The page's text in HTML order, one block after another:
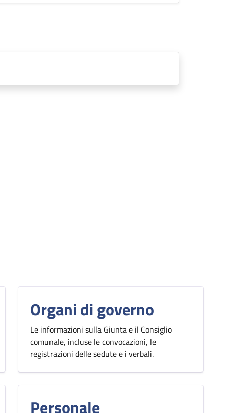
Organi di governo
Le informazioni sulla Giunta e il Consiglio
comunale, incluse le convocazioni, le
registrazioni delle sedute e i verbali.
Personale